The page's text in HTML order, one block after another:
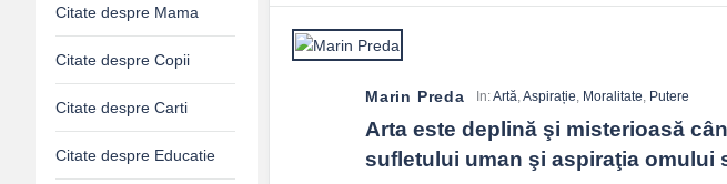
Marin Preda In:Artă Aspirație Moralitate Putere
Arta este deplină şi misterioasă
sufletului uman şi aspiraţia omului
Citate despre Mama
Citate despre Copii
Citate despre Carti
Citate despre Educatie